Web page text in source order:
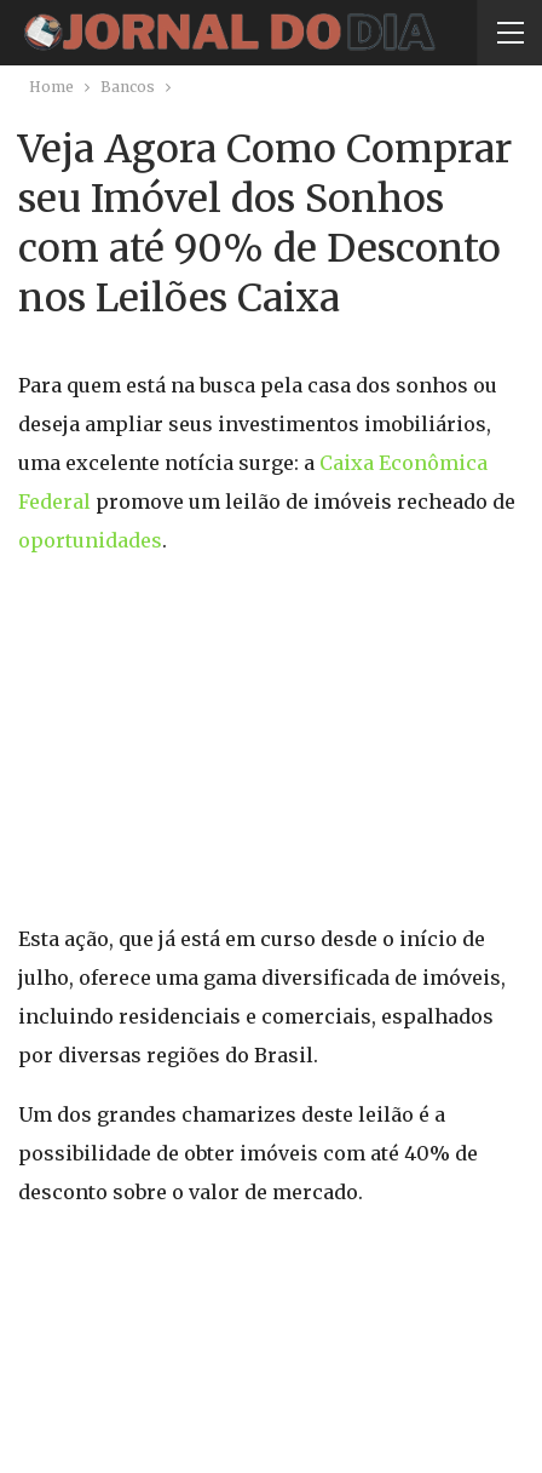
Home Bancos
Veja Agora Como Comprar
seu Imóvel dos Sonhos
com até 90% de Desconto
nos Leilões Caixa
Para quem está na busca pela casa dos sonhos ou
deseja ampliar seus investimentos imobiliários,
uma excelente notícia surge: a Caixa Econômica
Federal promove um leilão de imóveis recheado de
oportunidades.
Esta ação, que já está em curso desde o início de
julho, oferece uma gama diversificada de imóveis,
incluindo residenciais e comerciais, espalhados
por diversas regiões do Brasil.
Um dos grandes chamarizes deste leilão é a
possibilidade de obter imóveis com até 40% de
desconto sobre o valor de mercado.